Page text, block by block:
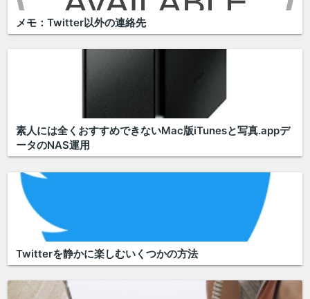
メモ：Twitter以外の連絡先
素人には全くおすすめできないMac版iTunesと写真.appデ
ータのNAS運用
Twitterを静かに楽しむいくつかの方法